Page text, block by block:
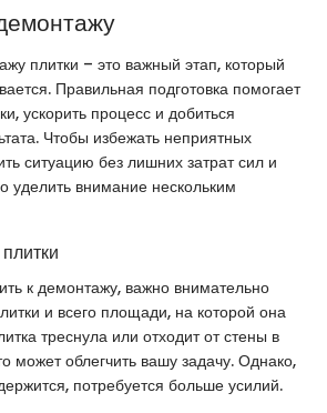
плитки – это важный этап, который
Правильная подготовка помогает
ускорить процесс и добиться
Чтобы избежать неприятных
ситуацию без лишних затрат сил и
уделить внимание нескольким
к демонтажу, важно внимательно
и всего площади, на которой она
треснула или отходит от стены в
может облегчить вашу задачу. Однако,
потребуется больше усилий.